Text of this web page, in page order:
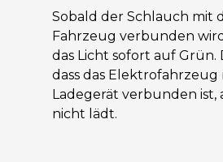
Sobald der Schlauch mit
Fahrzeug verbunden
das Licht sofort auf Grün.
dass das Elektrofahrzeug
Ladegerät verbunden ist,
nicht lädt.